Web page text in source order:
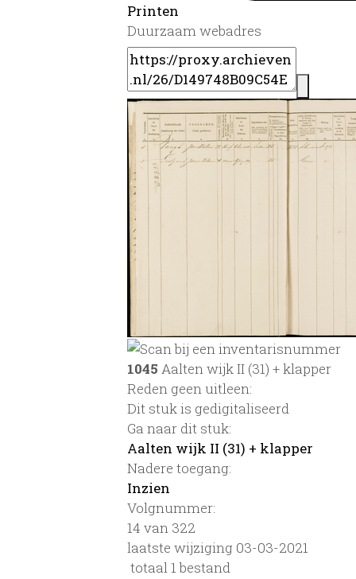
Printen
Duurzaam webadres
1045 Aalten wijk II (31) + klapper
Reden geen uitleen:
Dit stuk is gedigitaliseerd
Ga naar dit stuk:
Aalten wijk II (31) + klapper
Nadere toegang:
Inzien
Volgnummer:
14 van 322
laatste wijziging 03-03-2021
totaal 1 bestand